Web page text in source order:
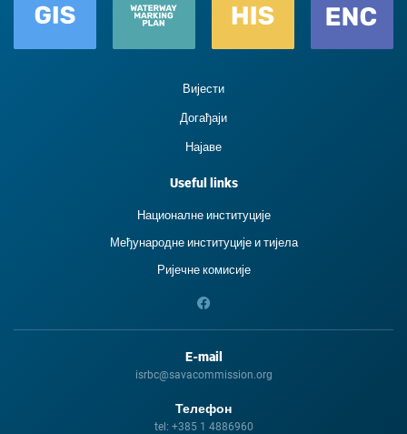
Вијести
Догађаји
Најаве
Useful links
Националне институције
Међународне институције и тиjела
Ријечне комисије
E-mail
isrbc@savacommission.org
Телефон
tel: +385 1 4886960